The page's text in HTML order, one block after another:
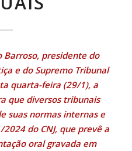
Barroso, presidente do
e do Supremo Tribunal
quarta-feira (29/1), a
que diversos tribunais
suas normas internas e
do CNJ, que prevê a
oral gravada em